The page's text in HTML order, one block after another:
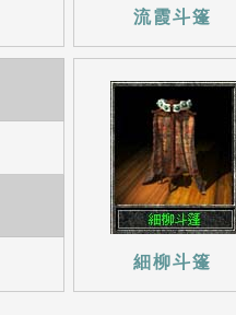
流霞斗篷
細柳斗篷